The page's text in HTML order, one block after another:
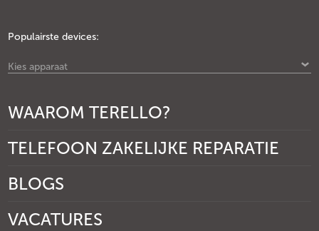
Populairste devices:
Kies apparaat
WAAROM TERELLO?
TELEFOON ZAKELIJKE REPARATIE
BLOGS
VACATURES